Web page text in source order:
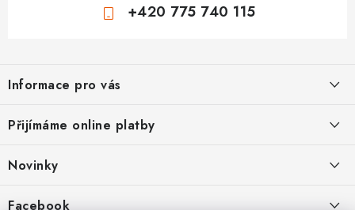
+420 775 740 115
p
a
Informace pro vás
Jak nakupovat
Ochrana osobních údajů
Hodnocení obchodu
Přijímáme online platby
Novinky
Kryty, pouzdra, obaly na mobil Apple iPhone.
Facebook